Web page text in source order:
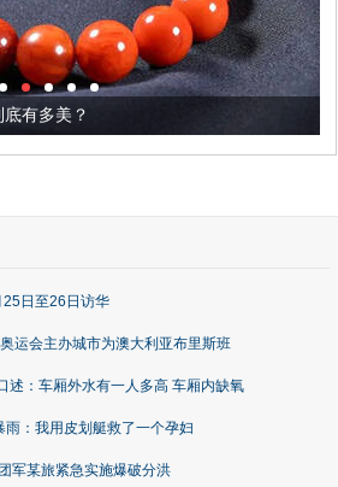
有多美？
日至26日访华
运会主办城市为澳大利亚布里斯班
述：车厢外水有一人多高 车厢内缺氧
雨：我用皮划艇救了一个孕妇
军某旅紧急实施爆破分洪